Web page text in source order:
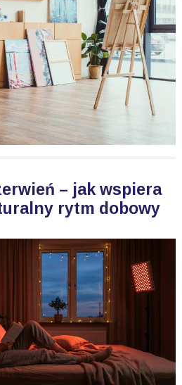
– jak wspiera
rytm dobowy